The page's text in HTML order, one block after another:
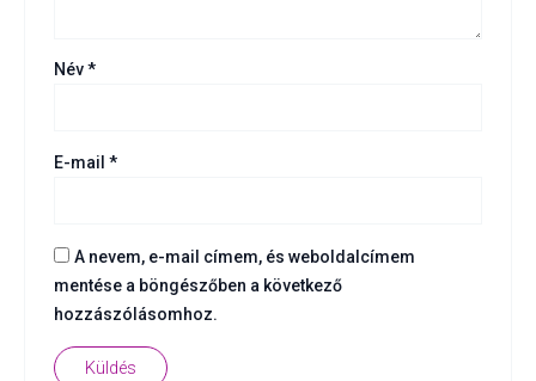
Név*
E-mail*
A nevem, e-mail címem, és weboldalcímem
mentése a böngészőben a következő
hozzászólásomhoz.